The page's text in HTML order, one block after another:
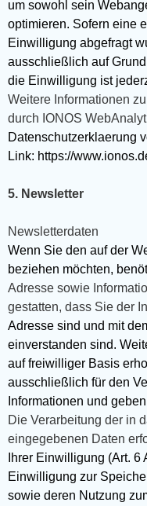
um sowohl sein
optimieren. Sofern eine
Einwilligung abgefragt
ausschließlich auf
die Einwilligung ist
Weitere Informationen
durch IONOS
Datenschutzerklaerung
Link: https://
5. Newsletter
Newsletterdaten
Wenn Sie den auf der
beziehen möchten,
Adresse sowie
gestatten, dass Sie der
Adresse sind und mit
einverstanden sind.
auf freiwilliger Basis
ausschließlich für den
Informationen und
Die Verarbeitung der in
eingegebenen Daten
Ihrer Einwilligung (Art.
Einwilligung zur
sowie deren Nutzung